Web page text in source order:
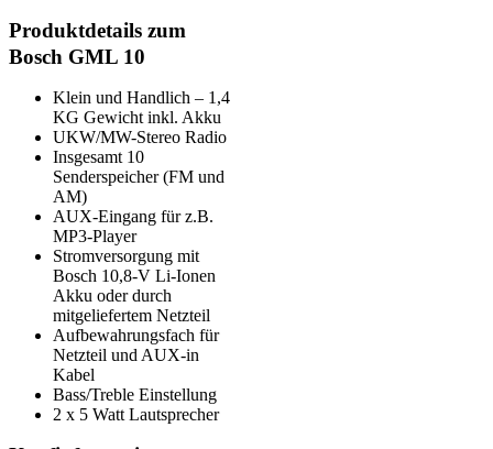
Produktdetails zum
Bosch GML 10
Klein und Handlich – 1,4
KG Gewicht inkl. Akku
UKW/MW-Stereo Radio
Insgesamt 10
Senderspeicher (FM und
AM)
AUX-Eingang für z.B.
MP3-Player
Stromversorgung mit
Bosch 10,8-V Li-Ionen
Akku oder durch
mitgeliefertem Netzteil
Aufbewahrungsfach für
Netzteil und AUX-in
Kabel
Bass/Treble Einstellung
2 x 5 Watt Lautsprecher